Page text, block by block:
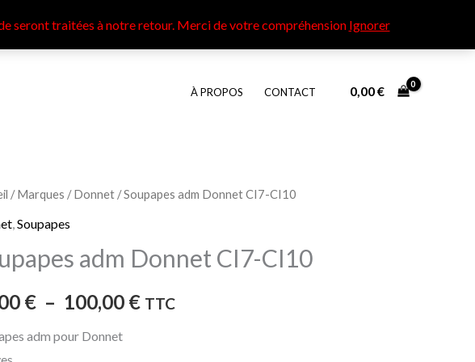
seront traitées à notre retour​. Merci de votre compréhension Ignorer
À PROPOS CONTACT 0,00€
/Marques /Donnet / Soupapes adm Donnet CI7-CI10
Soupapes
adm Donnet CI7-CI10
€ – 100,00 €
Plage
prix :
25,00 €
TTC
adm pour Donnet